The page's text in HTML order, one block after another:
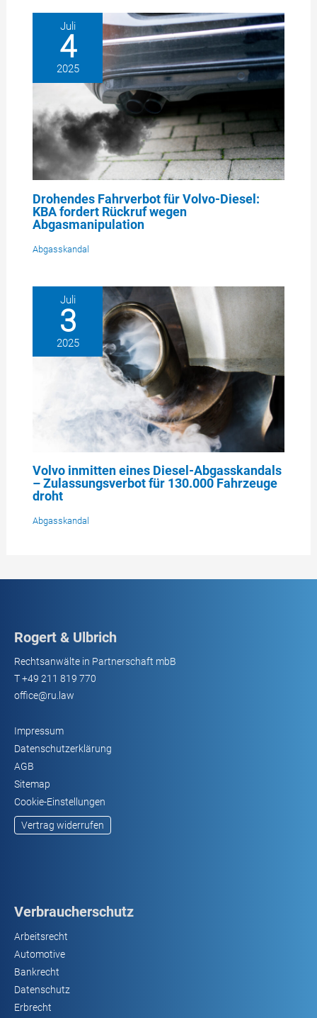
Juli
4
2025
Drohendes Fahrverbot für Volvo-Diesel:
KBA fordert Rückruf wegen
Abgasmanipulation
Abgasskandal
Juli
3
2025
Volvo inmitten eines Diesel-Abgasskandals
– Zulassungsverbot für 130.000 Fahrzeuge
droht
Abgasskandal
Rogert & Ulbrich
Rechtsanwälte in Partnerschaft mbB
T+49 211 819 770
office@ru.law
Impressum
Datenschutzerklärung
AGB
Sitemap
Cookie-Einstellungen
Vertrag widerrufen
Verbraucherschutz
Arbeitsrecht
Automotive
Bankrecht
Datenschutz
Erbrecht